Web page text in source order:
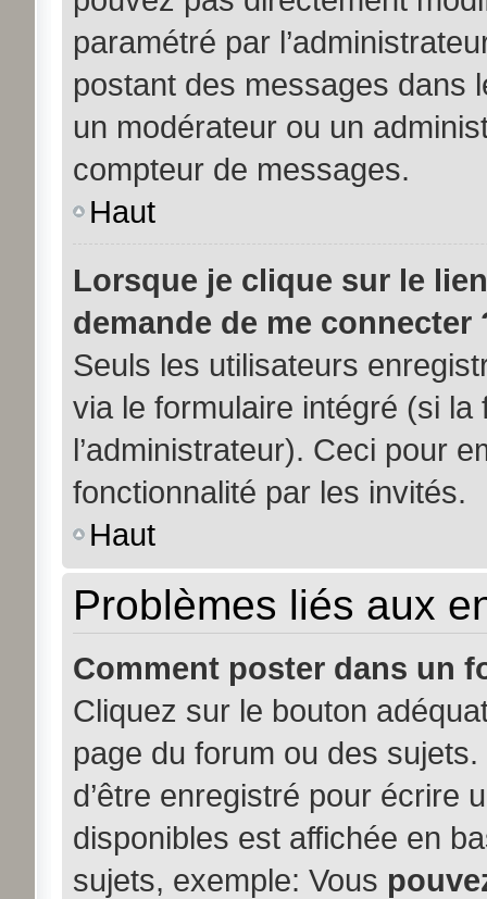
paramétré par
postant des messages dans
un modérateur ou un
compteur de messages.
Haut
Lorsque je clique sur le
demande de me connecter
Seuls les utilisateurs
via le formulaire intégré (si
l’administrateur). Ceci pour
fonctionnalité par les invités.
Haut
Problèmes liés aux
Comment poster dans un
Cliquez sur le bouton
page du forum ou des
d’être enregistré pour écrire
disponibles est affichée en
sujets, exemple: Vous